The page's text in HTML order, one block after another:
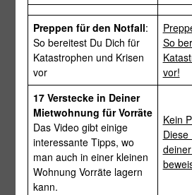
Preppen für den Notfall:
So bereitest Du Dich für
Katastrophen und Krisen
vor
So
vor!
17 Verstecke in Deiner
Mietwohnung für Vorräte
Das Video gibt einige
interessante Tipps, wo
man auch in einer kleinen
Wohnung Vorräte lagern
kann.
Kein
Diese